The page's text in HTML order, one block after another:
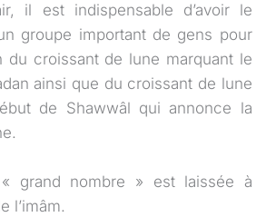
il est indispensable d’avoir le
groupe important de gens pour
du croissant de lune marquant le
ainsi que du croissant de lune
de Shawwâl qui annonce la
grand nombre » est laissée à
l’imâm.